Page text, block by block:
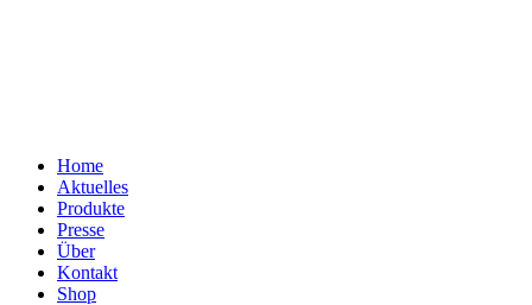
Home
Aktuelles
Produkte
Presse
Über
Kontakt
Shop